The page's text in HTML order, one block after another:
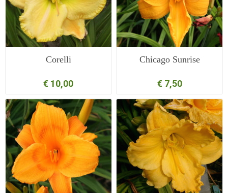
Corelli
€ 10,00
Chicago Sunrise
€ 7,50